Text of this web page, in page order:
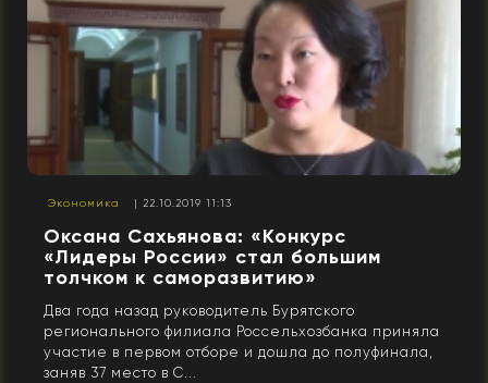
Экономика | 22.10.2019 11:13
Оксана Сахьянова: «Конкурс
«Лидеры России» стал большим
толчком к саморазвитию»
Два года назад руководитель Бурятского
регионального филиала Россельхозбанка приняла
участие в первом отборе и дошла до полуфинала,
заняв 37 место в С...